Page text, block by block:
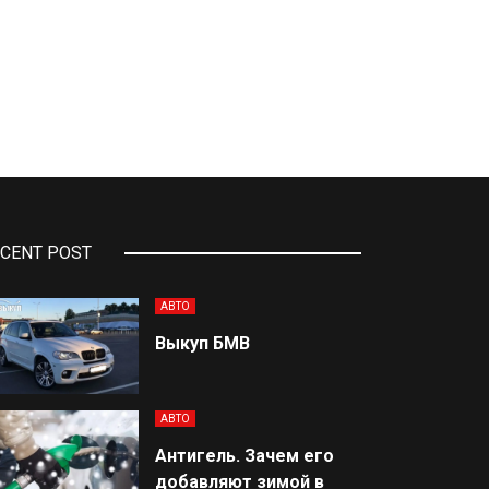
POST
АВТО
Выкуп БМВ
АВТО
Антигель. Зачем его
добавляют зимой в